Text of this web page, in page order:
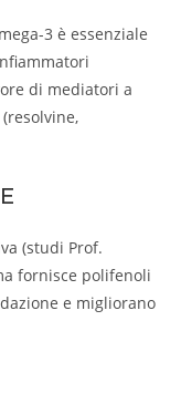
3 è essenziale
di mediatori a
(studi Prof.
fornisce polifenoli
e migliorano